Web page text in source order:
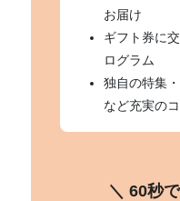
お届け
ギフト券に
ログラム
独自の特集
など充実の
＼ 60秒